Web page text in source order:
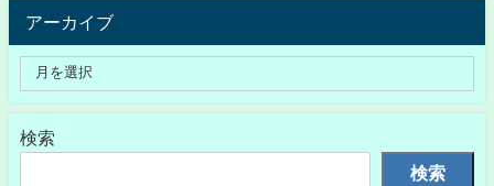
アーカイブ
検索
検索